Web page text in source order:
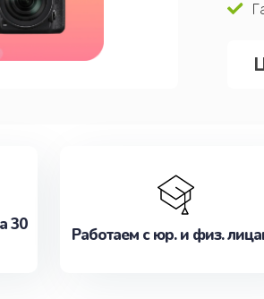
30
Работаем с юр. и физ.